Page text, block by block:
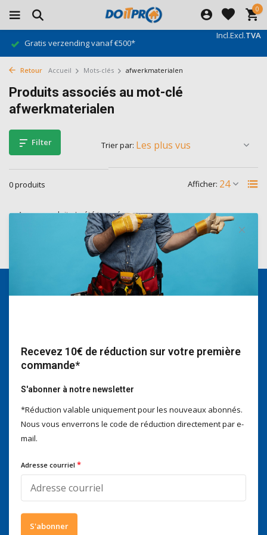
0
Incl.Excl.TVA
Gratis verzending vanaf €500*
Retour Accueil Mots-clés afwerkmaterialen
Produits associés au mot-clé
afwerkmaterialen
Filter
0 produits Afficher:
Trier par:
Aucun produit n'a été trouvé...
Telefonisch zijn we tijdens
kantooruren bereikbaar op
Nous obtenons un score de
Recevez 10€ de réduction sur votre première
commande*
S'abonner à notre newsletter
*Réduction valable uniquement pour les nouveaux abonnés.
Nous vous enverrons le code de réduction directement par e-
mail.
Adresse courriel *
S'abonner